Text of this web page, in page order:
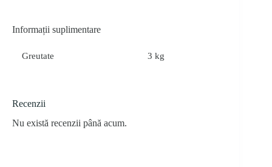
Informații suplimentare
Greutate 3 kg
Recenzii
Nu există recenzii până acum.